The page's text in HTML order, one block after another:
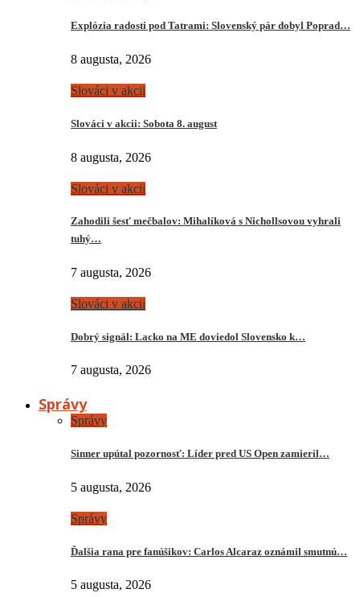
Explózia radosti pod Tatrami: Slovenský pár dobyl Poprad…
8 augusta, 2026
Slováci v akcii
Slováci v akcii: Sobota 8. august
8 augusta, 2026
Slováci v akcii
Zahodili šesť mečbalov: Mihalíková s Nichollsovou vyhrali
tuhý…
7 augusta, 2026
Slováci v akcii
Dobrý signál: Lacko na ME doviedol Slovensko k…
7 augusta, 2026
Správy
Správy
Sinner upútal pozornosť: Líder pred US Open zamieril…
5 augusta, 2026
Správy
Ďalšia rana pre fanúšikov: Carlos Alcaraz oznámil smutnú…
5 augusta, 2026